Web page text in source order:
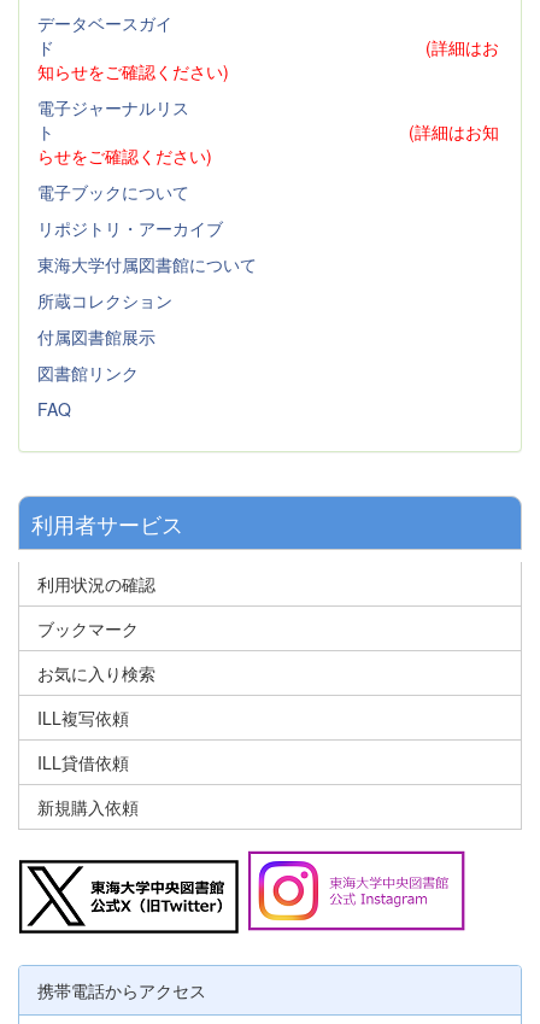
データベースガイ
ド
(詳細はお
知らせをご確認ください)
電子ジャーナルリス
ト
(詳細はお知
らせをご確認ください)
電子ブックについて
リポジトリ・アーカイブ
東海大学付属図書館について
所蔵コレクション
付属図書館展示
図書館リンク
FAQ
利用者サービス
利用状況の確認
ブックマーク
お気に入り検索
ILL複写依頼
ILL貸借依頼
新規購入依頼
携帯電話からアクセス